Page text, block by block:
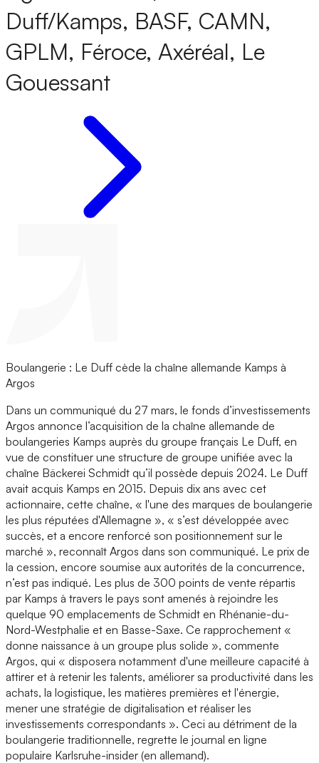
Duff/Kamps, BASF, CAMN,
GPLM, Féroce, Axéréal, Le
Gouessant
Boulangerie : Le Duff cède la chaîne allemande Kamps à
Argos
Dans un communiqué du 27 mars, le fonds d’investissements
Argos annonce l’acquisition de la chaîne allemande de
boulangeries Kamps auprès du groupe français Le Duff, en
vue de constituer une structure de groupe unifiée avec la
chaîne Bäckerei Schmidt qu’il possède depuis 2024. Le Duff
avait acquis Kamps en 2015. Depuis dix ans avec cet
actionnaire, cette chaîne, « l'une des marques de boulangerie
les plus réputées d'Allemagne », « s’est développée avec
succès, et a encore renforcé son positionnement sur le
marché », reconnaît Argos dans son communiqué. Le prix de
la cession, encore soumise aux autorités de la concurrence,
n’est pas indiqué. Les plus de 300 points de vente répartis
par Kamps à travers le pays sont amenés à rejoindre les
quelque 90 emplacements de Schmidt en Rhénanie-du-
Nord-Westphalie et en Basse-Saxe. Ce rapprochement «
donne naissance à un groupe plus solide », commente
Argos, qui « disposera notamment d'une meilleure capacité à
attirer et à retenir les talents, améliorer sa productivité dans les
achats, la logistique, les matières premières et l'énergie,
mener une stratégie de digitalisation et réaliser les
investissements correspondants ». Ceci au détriment de la
boulangerie traditionnelle, regrette le journal en ligne
populaire Karlsruhe-insider (en allemand).